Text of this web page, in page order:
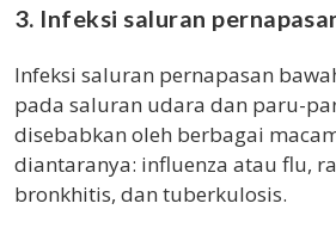
3. Infeksi saluran
Infeksi saluran pernapasan
pada saluran udara dan paru-
disebabkan oleh berbagai
diantaranya: influenza atau flu,
bronkhitis, dan tuberkulosis.